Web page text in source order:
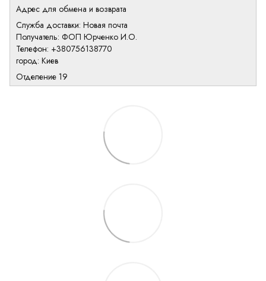
Адрес для обмена и возврата
Служба доставки: Новая почта
Получатель: ФОП Юрченко И.О.
Телефон: +380756138770
город: Киев
Отделение 19